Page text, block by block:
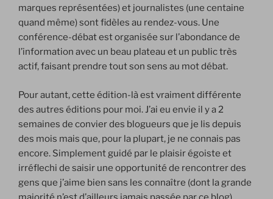
marques représentées) et journalistes (une centaine
quand même) sont fidèles au rendez-vous. Une
conférence-débat est organisée sur l’abondance de
l’information avec un beau plateau et un public très
actif, faisant prendre tout son sens au mot débat.
Pour autant, cette édition-là est vraiment différente
des autres éditions pour moi. J’ai eu envie il y a 2
semaines de convier des blogueurs que je lis depuis
des mois mais que, pour la plupart, je ne connais pas
encore. Simplement guidé par le plaisir égoiste et
irréflechi de saisir une opportunité de rencontrer des
gens que j’aime bien sans les connaître (dont la grande